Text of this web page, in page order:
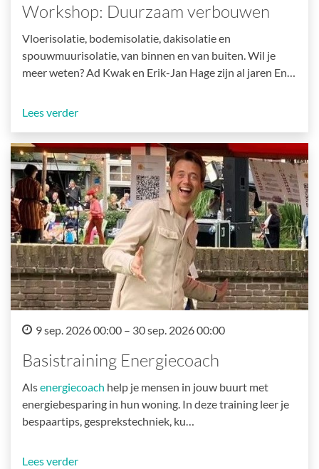
Workshop: Duurzaam verbouwen
Vloerisolatie, bodemisolatie, dakisolatie en
spouwmuurisolatie, van binnen en van buiten. Wil je
meer weten? Ad Kwak en Erik-Jan Hage zijn al jaren En…
Lees verder
9 sep. 2026 00:00 – 30 sep. 2026 00:00
Basistraining Energiecoach
Alsenergiecoach help je mensen in jouw buurt met
energiebesparing in hun woning. In deze training leer je
bespaartips, gesprekstechniek, ku…
Lees verder